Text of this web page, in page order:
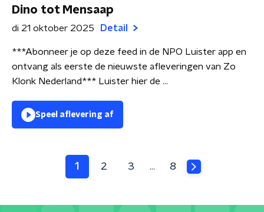
Dino tot Mensaap
di 21 oktober 2025 Detail
***Abonneer je op deze feed in de NPO Luister app en
ontvang als eerste de nieuwste afleveringen van Zo
Klonk Nederland*** Luister hier de ...
Speel aflevering af
1 2 3 … 8